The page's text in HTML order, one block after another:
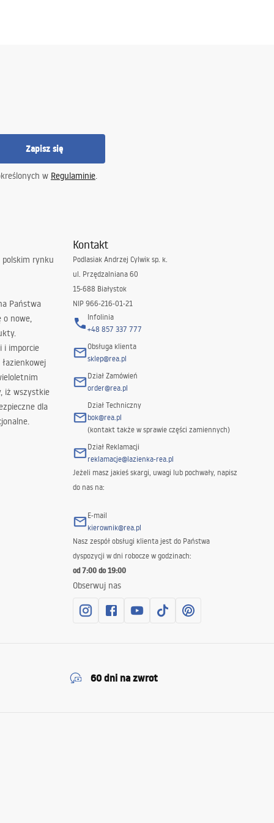
Zapisz się
w Regulaminie.
polskim rynku
Państwa
o nowe,
i imporcie
iż wszystkie
dla
Kontakt
Podlasiak Andrzej Cylwik sp. k.
ul. Przędzalniana 60
15-688 Białystok
NIP 966-216-01-21
Infolinia
+48 857 337 777
Obsługa klienta
sklep@rea.pl
Dział Zamówień
order@rea.pl
Dział Techniczny
bok@rea.pl
(kontakt także w sprawie części zamiennych)
Dział Reklamacji
reklamacje@lazienka-rea.pl
Jeżeli masz jakieś skargi, uwagi lub pochwały, napisz
do nas na:
E-mail
kierownik@rea.pl
Nasz zespół obsługi klienta jest do Państwa
dyspozycji w dni robocze w godzinach:
od 7:00 do 19:00
Obserwuj nas
60 dni na zwrot